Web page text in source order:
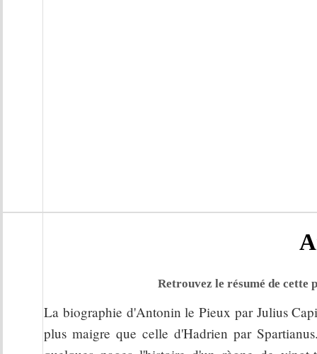
Retrouvez le résumé de cette
La biographie d'Antonin le Pieux par Julius
plus maigre que celle d'Hadrien par